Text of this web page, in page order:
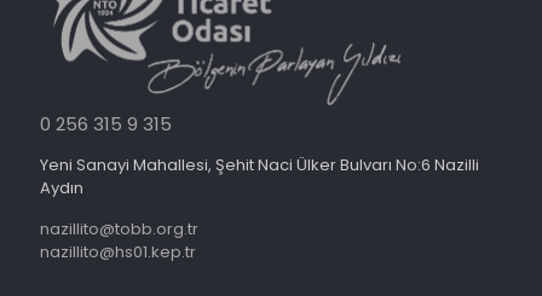
0 256 315 9 315
Yeni Sanayi Mahallesi, Şehit Naci Ülker Bulvarı No:6 Nazilli
Aydın
nazillito@tobb.org.tr
nazillito@hs01.kep.tr